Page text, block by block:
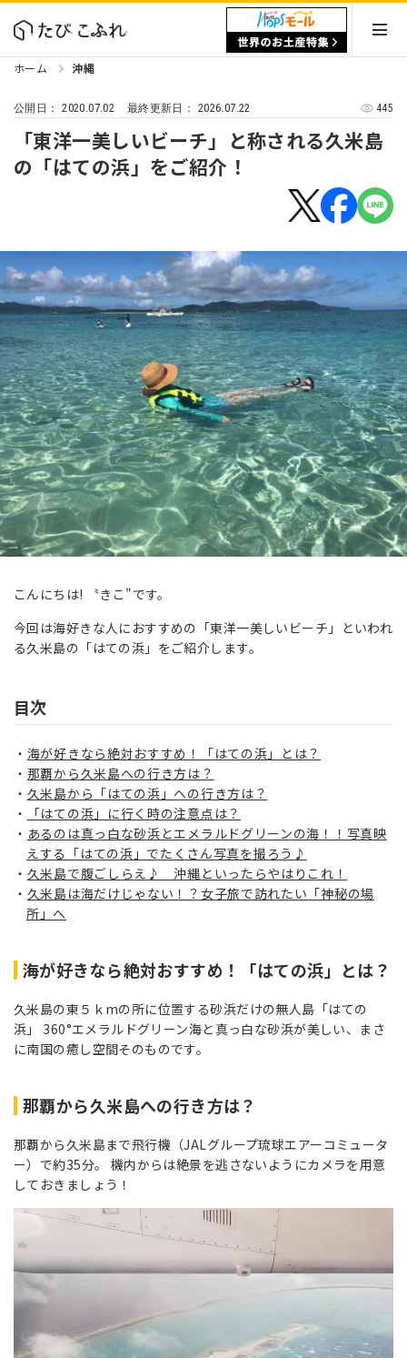
ホーム 沖縄
公開日：2020.07.02 最終更新日： 2026.07.22 445
「東洋一美しいビーチ」と称される久米島
の「はての浜」をご紹介！
こんにちは! 〝きこ"です。
今回は海好きな人におすすめの「東洋一美しいビーチ」といわれ
る久米島の「はての浜」をご紹介します。
目次
海が好きなら絶対おすすめ！「はての浜」とは？
那覇から久米島への行き方は？
久米島から「はての浜」への行き方は？
「はての浜」に行く時の注意点は？
あるのは真っ白な砂浜とエメラルドグリーンの海！！写真映
えする「はての浜」でたくさん写真を撮ろう♪
久米島で腹ごしらえ♪ 沖縄といったらやはりこれ！
久米島は海だけじゃない！？女子旅で訪れたい「神秘の場
所」へ
海が好きなら絶対おすすめ！「はての浜」とは？
久米島の東５ｋmの所に位置する砂浜だけの無人島「はての
浜」 360°エメラルドグリーン海と真っ白な砂浜が美しい、まさ
に南国の癒し空間そのものです。
那覇から久米島への行き方は？
那覇から久米島まで飛行機（JALグループ琉球エアーコミュータ
ー）で約35分。 機内からは絶景を逃さないようにカメラを用意
しておきましょう！